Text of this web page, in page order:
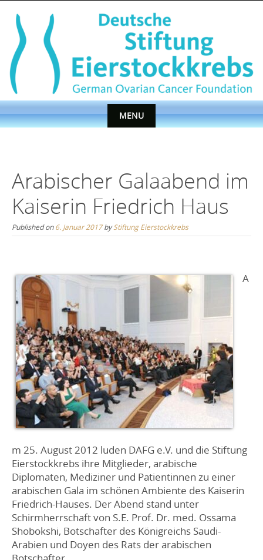
content
MENU
Arabischer Galaabend im
Kaiserin Friedrich Haus
Published on6. Januar 2017byStiftung Eierstockkrebs
A
m 25. August 2012 luden DAFG e.V. und die Stiftung
Eierstockkrebs ihre Mitglieder, arabische
Diplomaten, Mediziner und Patientinnen zu einer
arabischen Gala im schönen Ambiente des Kaiserin
Friedrich-Hauses. Der Abend stand unter
Schirmherrschaft von S.E. Prof. Dr. med. Ossama
Shobokshi, Botschafter des Königreichs Saudi-
Arabien und Doyen des Rats der arabischen